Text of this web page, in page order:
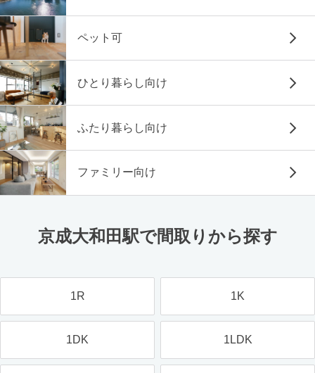
ペット可
ひとり暮らし向け
ふたり暮らし向け
ファミリー向け
京成大和田駅で間取りから探す
1R 1K
1DK 1LDK